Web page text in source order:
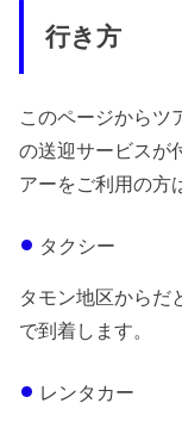
行き方
このページからツ
の送迎サービスが
アーをご利用の方
タクシー
タモン地区からだ
で到着します。
レンタカー